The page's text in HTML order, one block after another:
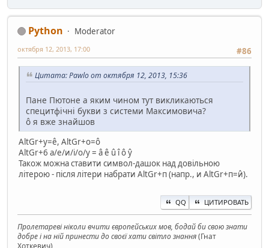
Python
Moderator
#86
октября 12, 2013, 17:00
Цитата: Pawlo от октября 12, 2013, 15:36
Пане Пютоне а яким чином тут викликаються
специтфічні букви з системи Максимовича?
ô я вже знайшов
AltGr+у=ê, AltGr+о=ô
AltGr+6 а/е/и/і/о/у = â ê û î ô ŷ
Також можна ставити символ-дашок над довільною
літерою - після літери набрати AltGr+п (напр., и AltGr+п=и̂).
QQ ЦИТИРОВАТЬ
Пролетареві ніколи вчити європейських мов, бодай би свою знати
добре і на ній принести до своєї хати світло знання(Гнат
Хоткевич)